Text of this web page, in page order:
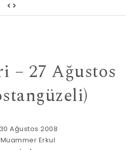
– 27 Ağustos
Ağustos 2008
Muammer Erkul